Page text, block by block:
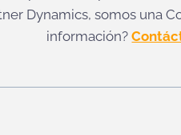
Dynamics, somos una
información?